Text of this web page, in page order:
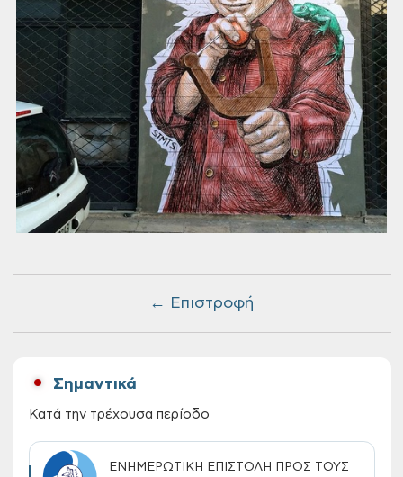
← Επιστροφή
Σημαντικά
Κατά την τρέχουσα περίοδο
ΕΝΗΜΕΡΩΤΙΚΗ ΕΠΙΣΤΟΛΗ ΠΡΟΣ ΤΟΥΣ